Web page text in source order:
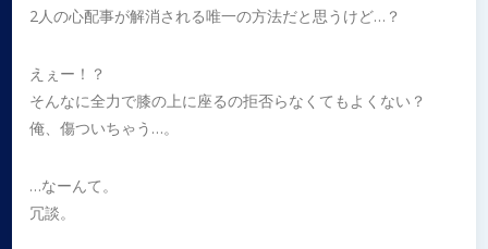
2人の心配事が解消される唯一の方法だと思うけど…？
えぇー！？
そんなに全力で膝の上に座るの拒否らなくてもよくない？
俺、傷ついちゃう…。
…なーんて。
冗談。